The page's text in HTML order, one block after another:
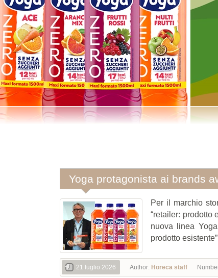
Yoga protagonista ai brands
Per il marchio
“retailer: prodotto
nuova linea
prodotto esistente”
21 luglio 2026 Author: Horeca staff